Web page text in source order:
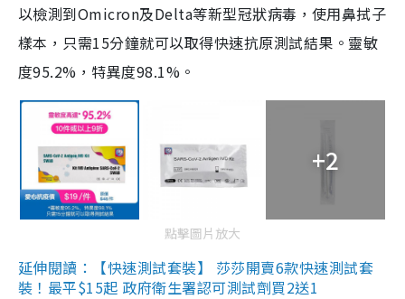
以檢測到Omicron及Delta等新型冠狀病毒，使用鼻拭子
樣本，只需15分鐘就可以取得快速抗原測試結果。靈敏
度95.2%，特異度98.1%。
+2
點擊圖片放大
延伸閱讀：【快速測試套裝】 莎莎開賣6款快速測試套
裝！最平$15起 政府衛生署認可測試劑買2送1